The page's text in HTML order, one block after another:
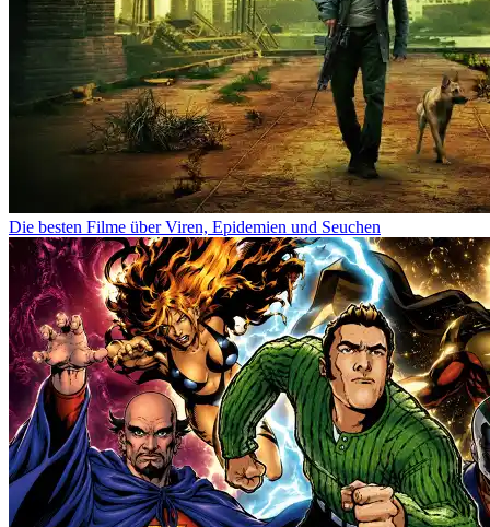
Die besten Filme über Viren, Epidemien und Seuchen